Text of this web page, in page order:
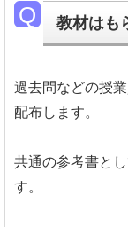
教材はも
過去問などの授
配布します。
共通の参考書と
す。